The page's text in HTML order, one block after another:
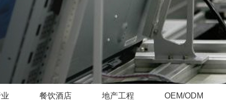
餐饮酒店 地产工程 OEM/ODM